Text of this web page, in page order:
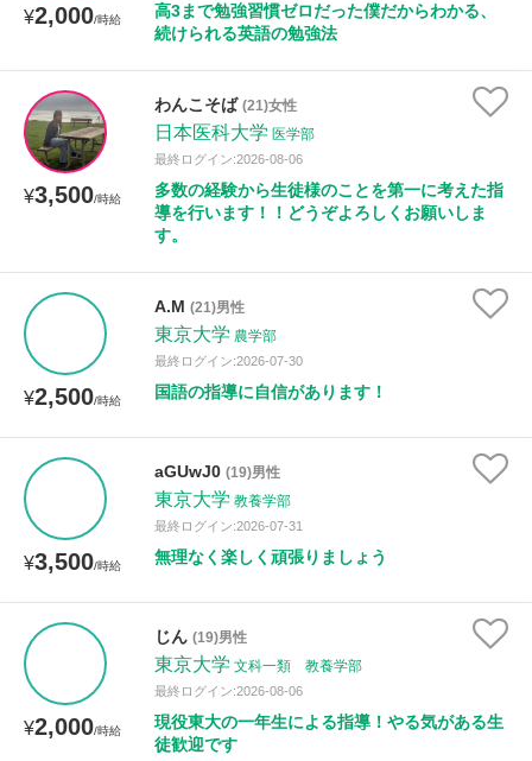
¥2,000/時給
高3まで勉強習慣ゼロだった僕だからわかる、
続けられる英語の勉強法
¥3,500/時給
わんこそば (21)女性
日本医科大学 医学部
最終ログイン:2026-08-06
多数の経験から生徒様のことを第一に考えた指
導を行います！！どうぞよろしくお願いしま
す。
¥2,500/時給
A.M (21)男性
東京大学 農学部
最終ログイン:2026-07-30
国語の指導に自信があります！
¥3,500/時給
aGUwJ0 (19)男性
東京大学 教養学部
最終ログイン:2026-07-31
無理なく楽しく頑張りましょう
¥2,000/時給
じん (19)男性
東京大学 文科一類 教養学部
最終ログイン:2026-08-06
現役東大の一年生による指導！やる気がある生
徒歓迎です